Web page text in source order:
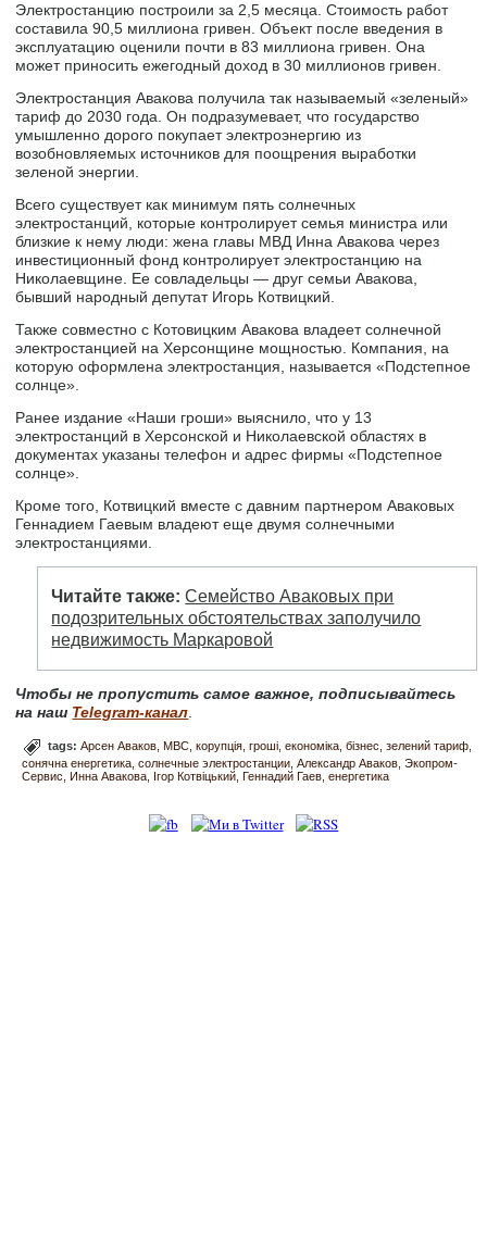
Электростанцию построили за 2,5 месяца. Стоимость работ
составила 90,5 миллиона гривен. Объект после введения в
эксплуатацию оценили почти в 83 миллиона гривен. Она
может приносить ежегодный доход в 30 миллионов гривен.
Электростанция Авакова получила так называемый «зеленый»
тариф до 2030 года. Он подразумевает, что государство
умышленно дорого покупает электроэнергию из
возобновляемых источников для поощрения выработки
зеленой энергии.
Всего существует как минимум пять солнечных
электростанций, которые контролирует семья министра или
близкие к нему люди: жена главы МВД Инна Авакова через
инвестиционный фонд контролирует электростанцию на
Николаевщине. Ее совладельцы — друг семьи Авакова,
бывший народный депутат Игорь Котвицкий.
Также совместно с Котовицким Авакова владеет солнечной
электростанцией на Херсонщине мощностью. Компания, на
которую оформлена электростанция, называется «Подстепное
солнце».
Ранее издание «Наши гроши» выяснило, что у 13
электростанций в Херсонской и Николаевской областях в
документах указаны телефон и адрес фирмы «Подстепное
солнце».
Кроме того, Котвицкий вместе с давним партнером Аваковых
Геннадием Гаевым владеют еще двумя солнечными
электростанциями.
Читайте также: Семейство Аваковых при
подозрительных обстоятельствах заполучило
недвижимость Маркаровой
Чтобы не пропустить самое важное, подписывайтесь
на наш Telegram-канал.
tags:Арсен Аваков МВС корупція гроші економіка бізнес
зелений тариф
сонячна енергетика солнечные электростанции Александр Аваков Экопром-
Сервис
Инна Авакова Ігор Котвіцький Геннадий Гаев енергетика